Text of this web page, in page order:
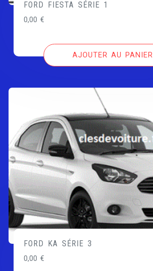
FORD FIESTA SÉRIE 1
0,00€
AJOUTER AU PANIER
FORD KA SÉRIE 3
0,00€